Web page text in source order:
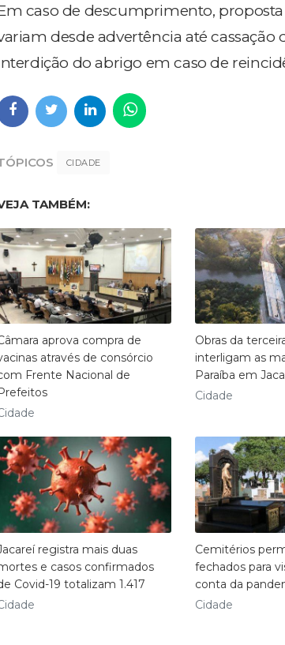
caso de descumprimento,
desde advertência até
do abrigo em caso de
CIDADE
TAMBÉM:
aprova compra de
através de consórcio
Frente Nacional de
Obras da
interligam as
Paraíba em
Cidade
registra mais duas
e casos confirmados
Covid-19 totalizam 1.417
Cemitérios
fechados para
conta da
Cidade